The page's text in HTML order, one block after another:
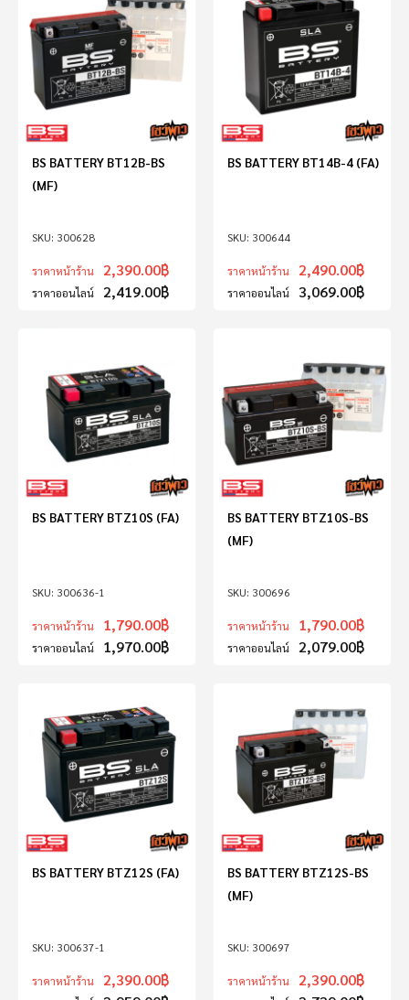
300628
BS BATTERY BT12B-BS
(MF)
ราคาหน้าร้าน 2,390.00฿
ราคาออนไลน์ 2,419.00฿
300644
BS BATTERY BT14B-4 (FA)
ราคาหน้าร้าน 2,490.00฿
ราคาออนไลน์ 3,069.00฿
300636-1
BS BATTERY BTZ10S (FA)
ราคาหน้าร้าน 1,790.00฿
ราคาออนไลน์ 1,970.00฿
300696
BS BATTERY BTZ10S-BS
(MF)
ราคาหน้าร้าน 1,790.00฿
ราคาออนไลน์ 2,079.00฿
300637-1
BS BATTERY BTZ12S (FA)
ราคาหน้าร้าน 2,390.00฿
300697
BS BATTERY BTZ12S-BS
(MF)
ราคาหน้าร้าน 2,390.00฿